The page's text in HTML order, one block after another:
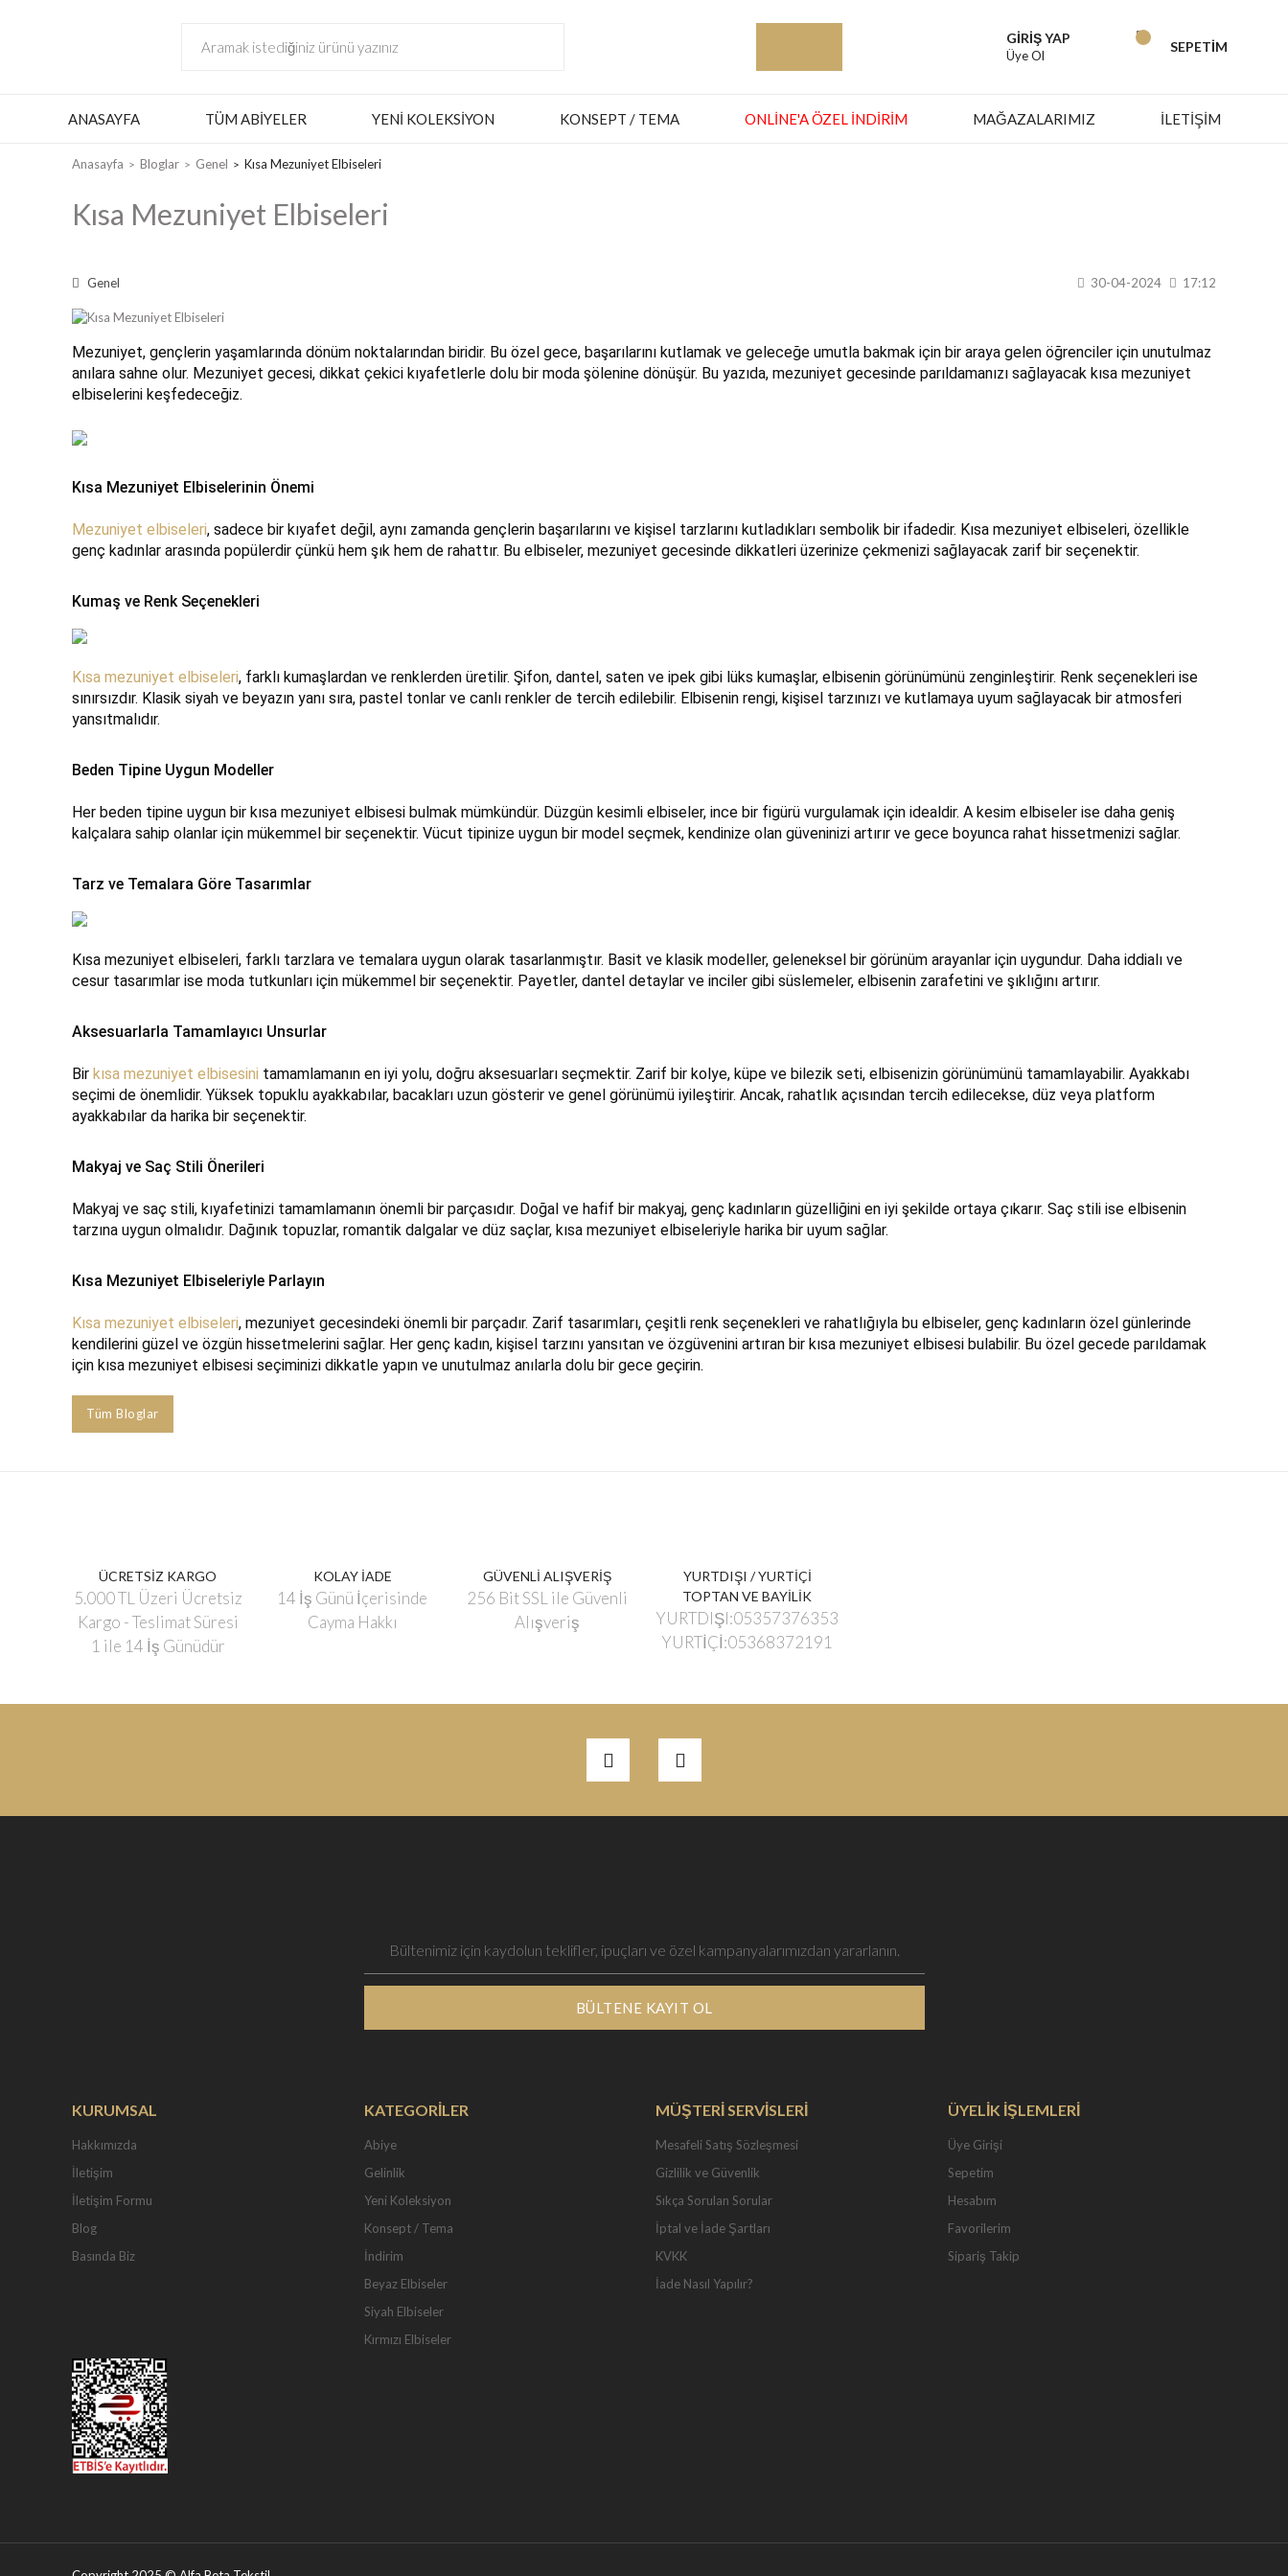
GİRİŞ YAP
Üye Ol
SEPETİM
ANASAYFA TÜM ABIYELER YENI KOLEKSIYON KONSEPT / TEMA ONLINE'A ÖZEL İNDIRIM MAĞAZALARIMIZ İLETİŞİM
Anasayfa Bloglar Genel Kısa Mezuniyet Elbiseleri
Kısa Mezuniyet Elbiseleri
Genel 30-04-2024 17:12
Mezuniyet, gençlerin yaşamlarında dönüm noktalarından biridir. Bu özel gece, başarılarını kutlamak ve geleceğe umutla bakmak için bir araya gelen öğrenciler için unutulmaz
anılara sahne olur. Mezuniyet gecesi, dikkat çekici kıyafetlerle dolu bir moda şölenine dönüşür. Bu yazıda, mezuniyet gecesinde parıldamanızı sağlayacak kısa mezuniyet
elbiselerini keşfedeceğiz.
Kısa Mezuniyet Elbiselerinin Önemi
Mezuniyet elbiseleri, sadece bir kıyafet değil, aynı zamanda gençlerin başarılarını ve kişisel tarzlarını kutladıkları sembolik bir ifadedir. Kısa mezuniyet elbiseleri, özellikle
genç kadınlar arasında popülerdir çünkü hem şık hem de rahattır. Bu elbiseler, mezuniyet gecesinde dikkatleri üzerinize çekmenizi sağlayacak zarif bir seçenektir.
Kumaş ve Renk Seçenekleri
Kısa mezuniyet elbiseleri, farklı kumaşlardan ve renklerden üretilir. Şifon, dantel, saten ve ipek gibi lüks kumaşlar, elbisenin görünümünü zenginleştirir. Renk seçenekleri ise
sınırsızdır. Klasik siyah ve beyazın yanı sıra, pastel tonlar ve canlı renkler de tercih edilebilir. Elbisenin rengi, kişisel tarzınızı ve kutlamaya uyum sağlayacak bir atmosferi
yansıtmalıdır.
Beden Tipine Uygun Modeller
Her beden tipine uygun bir kısa mezuniyet elbisesi bulmak mümkündür. Düzgün kesimli elbiseler, ince bir figürü vurgulamak için idealdir. A kesim elbiseler ise daha geniş
kalçalara sahip olanlar için mükemmel bir seçenektir. Vücut tipinize uygun bir model seçmek, kendinize olan güveninizi artırır ve gece boyunca rahat hissetmenizi sağlar.
Tarz ve Temalara Göre Tasarımlar
Kısa mezuniyet elbiseleri, farklı tarzlara ve temalara uygun olarak tasarlanmıştır. Basit ve klasik modeller, geleneksel bir görünüm arayanlar için uygundur. Daha iddialı ve
cesur tasarımlar ise moda tutkunları için mükemmel bir seçenektir. Payetler, dantel detaylar ve inciler gibi süslemeler, elbisenin zarafetini ve şıklığını artırır.
Aksesuarlarla Tamamlayıcı Unsurlar
Bir kısa mezuniyet elbisesini tamamlamanın en iyi yolu, doğru aksesuarları seçmektir. Zarif bir kolye, küpe ve bilezik seti, elbisenizin görünümünü tamamlayabilir. Ayakkabı
seçimi de önemlidir. Yüksek topuklu ayakkabılar, bacakları uzun gösterir ve genel görünümü iyileştirir. Ancak, rahatlık açısından tercih edilecekse, düz veya platform
ayakkabılar da harika bir seçenektir.
Makyaj ve Saç Stili Önerileri
Makyaj ve saç stili, kıyafetinizi tamamlamanın önemli bir parçasıdır. Doğal ve hafif bir makyaj, genç kadınların güzelliğini en iyi şekilde ortaya çıkarır. Saç stili ise elbisenin
tarzına uygun olmalıdır. Dağınık topuzlar, romantik dalgalar ve düz saçlar, kısa mezuniyet elbiseleriyle harika bir uyum sağlar.
Kısa Mezuniyet Elbiseleriyle Parlayın
Kısa mezuniyet elbiseleri, mezuniyet gecesindeki önemli bir parçadır. Zarif tasarımları, çeşitli renk seçenekleri ve rahatlığıyla bu elbiseler, genç kadınların özel günlerinde
kendilerini güzel ve özgün hissetmelerini sağlar. Her genç kadın, kişisel tarzını yansıtan ve özgüvenini artıran bir kısa mezuniyet elbisesi bulabilir. Bu özel gecede parıldamak
için kısa mezuniyet elbisesi seçiminizi dikkatle yapın ve unutulmaz anılarla dolu bir gece geçirin.
Tüm Bloglar
ÜCRETSİZ KARGO
5.000 TL Üzeri Ücretsiz
Kargo - Teslimat Süresi
1 ile 14 İş Günüdür
KOLAY İADE
14 İş Günü İçerisinde
Cayma Hakkı
GÜVENLİ ALIŞVERİŞ
256 Bit SSL ile Güvenli
Alışveriş
YURTDIŞI / YURTİÇİ
TOPTAN VE BAYİLİK
YURTDIŞI:05357376353
YURTİÇİ:05368372191
BÜLTENE KAYIT OL
KURUMSAL
Hakkımızda
İletişim
İletişim Formu
Blog
Basında Biz
KATEGORİLER
Abiye
Gelinlik
Yeni Koleksiyon
Konsept / Tema
İndirim
Beyaz Elbiseler
Siyah Elbiseler
Kırmızı Elbiseler
MÜŞTERİ SERVİSLERİ
Mesafeli Satış Sözleşmesi
Gizlilik ve Güvenlik
Sıkça Sorulan Sorular
İptal ve İade Şartları
KVKK
İade Nasıl Yapılır?
ÜYELİK İŞLEMLERİ
Üye Girişi
Sepetim
Hesabım
Favorilerim
Sipariş Takip